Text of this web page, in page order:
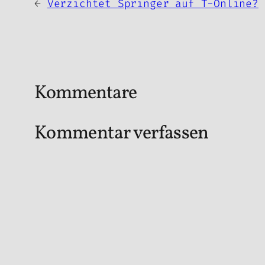
← Verzichtet Springer auf T-Online?
Kommentare
Kommentar verfassen